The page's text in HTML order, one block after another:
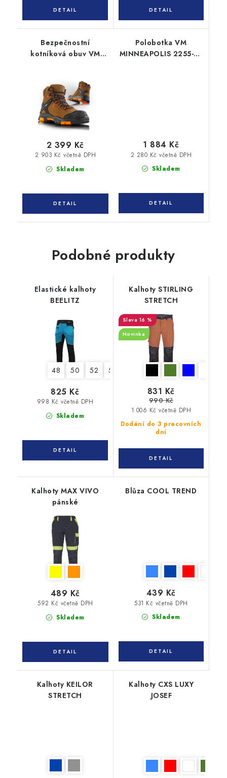
Bezpečnostní
kotníková obuv VM
Skladem
2 903 Kč včetně DPH
2 399 Kč
Polobotka VM
MINNEAPOLIS 2255-S3
Skladem
2 280 Kč včetně DPH
1 884 Kč
Podobné produkty
Elastické kalhoty
BEELITZ
48 50 52 54
Skladem
998 Kč včetně DPH
825 Kč
Kalhoty STIRLING
STRETCH
16 %
Novinka
Dodání do 3 pracovních
dní
1 006 Kč včetně DPH
831 Kč
990 Kč
Kalhoty MAX VIVO
pánské
Skladem
592 Kč včetně DPH
489 Kč
Blůza COOL TREND
Skladem
531 Kč včetně DPH
439 Kč
Kalhoty KEILOR
STRETCH
Kalhoty CXS LUXY
JOSEF